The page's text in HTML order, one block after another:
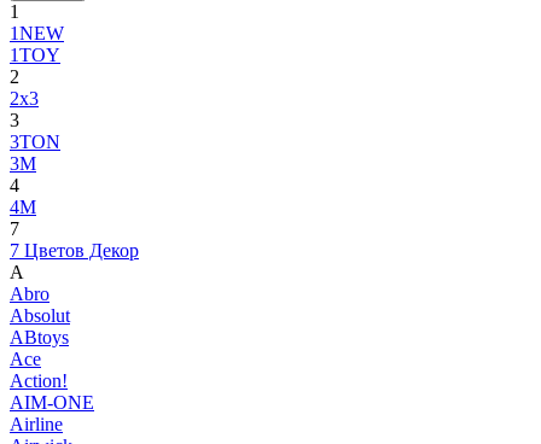
1
1NEW
1TOY
2
2x3
3
3TON
3М
4
4M
7
7 Цветов Декор
A
Abro
Absolut
ABtoys
Ace
Action!
AIM-ONE
Airline